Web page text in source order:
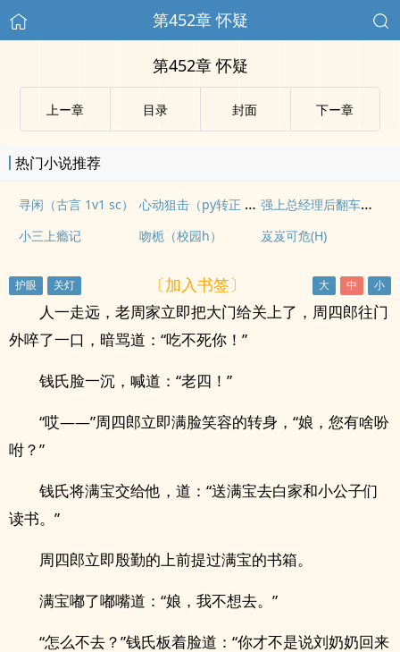
第452章 怀疑
第452章 怀疑
上ー章 目录 封面 下ー章
热门小说推荐
寻闲（古言 1v1 sc） 心动狙击（py转正 高H） 强上总经理后翻车了（借精 1v1）
小三上瘾记 吻栀（校园h） 岌岌可危(H)
〔加入书签〕
人一走远，老周家立即把大门给关上了，周四郎往门
外啐了一口，暗骂道：“吃不死你！”
钱氏脸一沉，喊道：“老四！”
“哎——”周四郎立即满脸笑容的转身，“娘，您有啥吩
咐？”
钱氏将满宝交给他，道：“送满宝去白家和小公子们
读书。”
周四郎立即殷勤的上前提过满宝的书箱。
满宝嘟了嘟嘴道：“娘，我不想去。”
“怎么不去？”钱氏板着脸道：“你才不是说刘奶奶回来